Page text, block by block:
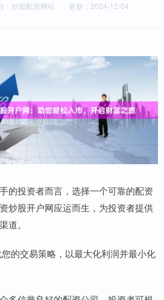
：炒股配资网站
更新：2024-12-04
的投资者而言，选择一个可靠的配资
炒股开户网应运而生，为投资者提供
道。
的交易策略，以最大化利润并最小化